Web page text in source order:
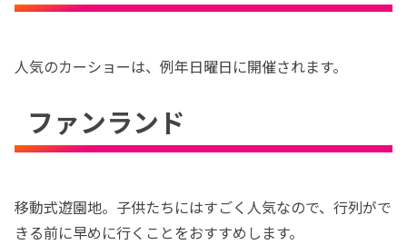
人気のカーショーは、例年日曜日に開催されます。
ファンランド
移動式遊園地。子供たちにはすごく人気なので、行列がで
きる前に早めに行くことをおすすめします。